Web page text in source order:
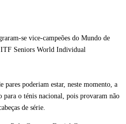
se vice-campeões do Mundo de
ITF Seniors World Individual
pares poderiam estar, neste momento, a
o ténis nacional, pois provaram não
de série.